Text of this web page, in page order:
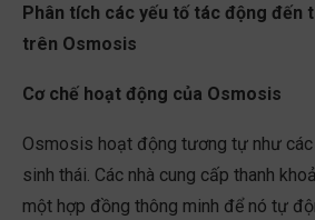
Phân tích các yếu tố tác động đến
trên Osmosis
Cơ chế hoạt động của Osmosis
Osmosis hoạt động tương tự như
sinh thái. Các nhà cung cấp thanh
một hợp đồng thông minh để nó tự